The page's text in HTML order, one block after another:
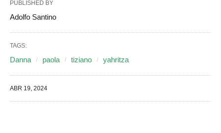
PUBLISHED BY
Adolfo Santino
TAGS:
Danna paola tiziano yahritza
ABR 19, 2024